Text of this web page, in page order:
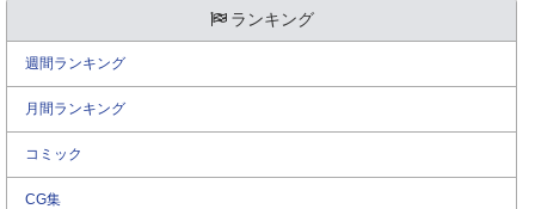
ランキング
週間ランキング
月間ランキング
コミック
CG集